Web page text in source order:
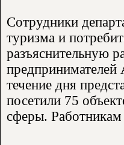
Сотрудники
туризма и
разъяснительную
предпринимателей
течение дня
посетили 75
сферы.